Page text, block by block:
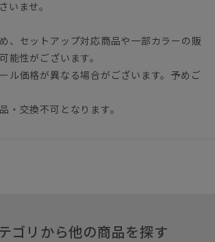
いませ。
、セットアップ対応商品や一部カラーの販
能性がございます。
ル価格が異なる場合がございます。予めご
・交換不可となります。
ゴリから他の商品を探す